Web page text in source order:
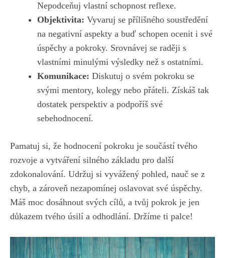
Nepodceňuj⁣ vlastní⁤ schopnost reflexe.
Objektivita: Vyvaruj ⁣se přílišného soustředění​
na negativní ‍aspekty a buď schopen‍ ocenit i ‌své
úspěchy a pokroky. Srovnávej ⁤se raději s
‍vlastními minulými výsledky než ​s ostatními.
Komunikace: Diskutuj⁣ o​ svém pokroku ⁤se⁣
svými mentory, kolegy nebo přáteli. Získáš tak
dostatek perspektiv ⁣a‍ podpoříš své
sebehodnocení.
Pamatuj si, že‍ hodnocení pokroku‌ je ⁤součástí tvého
rozvoje a⁣ vytváření silného⁤ základu pro další
zdokonalování. ⁣Udržuj si ⁣vyvážený pohled, nauč‍ se z
chyb, a zároveň‌ nezapomínej oslavovat⁣ své⁢ úspěchy.
Máš⁣ moc dosáhnout svých cílů, a tvůj‍ pokrok je⁢ jen
důkazem ​tvého​ úsilí a odhodlání. ⁤Držíme ti palce!